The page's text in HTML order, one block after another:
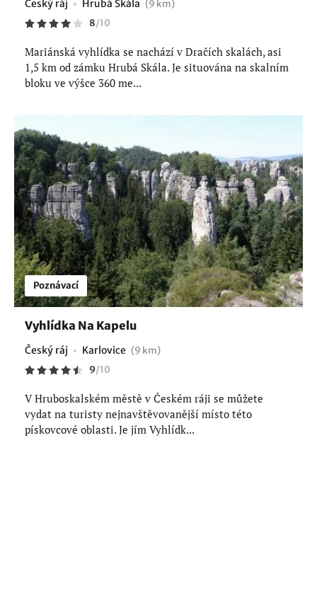
Český ráj Hrubá Skála (9 km)
8/10
Mariánská vyhlídka se nachází v Dračích skalách, asi
1,5 km od zámku Hrubá Skála. Je situována na skalním
bloku ve výšce 360 me...
Poznávací
Vyhlídka Na Kapelu
Český ráj Karlovice (9 km)
9/10
V Hruboskalském městě v Českém ráji se můžete
vydat na turisty nejnavštěvovanější místo této
pískovcové oblasti. Je jím Vyhlídk...